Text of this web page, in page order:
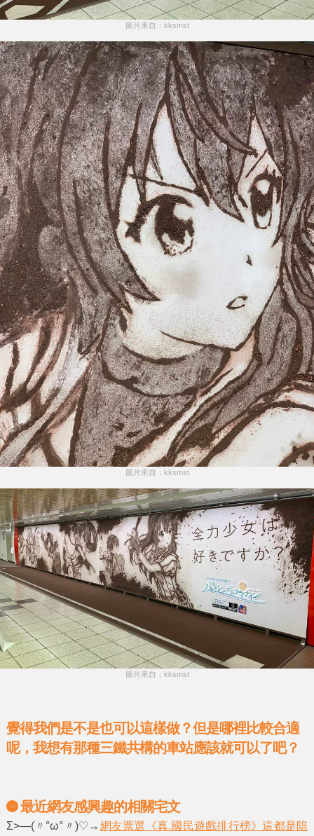
圖片來自：kksmst
圖片來自：kksmst
圖片來自：kksmst
覺得我們是不是也可以這樣做？但是哪裡比較合適
呢，我想有那種三鐵共構的車站應該就可以了吧？
最近網友感興趣的相關宅文
Σ>―(〃°ω°〃)♡→ 網友票選《真.國民遊戲排行榜》這都是陪